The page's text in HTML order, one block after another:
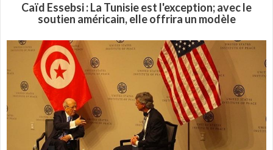
Caïd Essebsi : La Tunisie est l'exception; avec le
soutien américain, elle offrira un modèle